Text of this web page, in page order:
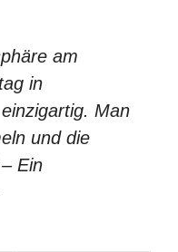
am
in
Man
und die
Ein